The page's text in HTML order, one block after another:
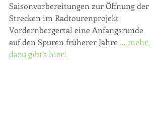
Saisonvorbereitungen zur Öffnung der
Strecken im Radtourenprojekt
Vordernbergertal eine Anfangsrunde
auf den Spuren früherer Jahre … mehr
dazu gibt’s hier!